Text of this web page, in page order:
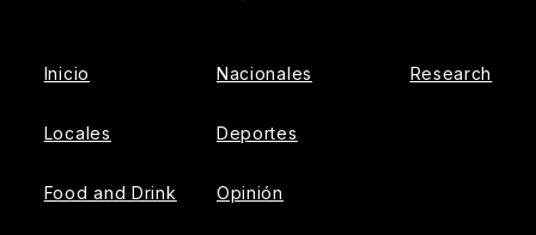
Inicio
Locales
Food and Drink
Nacionales
Deportes
Opinión
Research